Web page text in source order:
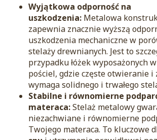
Wyjątkowa odporność na
uszkodzenia: Metalowa
zapewnia znacznie wyższą
uszkodzenia mechaniczne w
stelaży drewnianych. Jest to
przypadku łóżek wyposażonych
pościel, gdzie częste otwieranie i
wymaga solidnego i trwałego
Stabilne i równomierne
materaca:Stelaż metalowy
niezachwiane i równomierne
Twojego materaca. To kluczowe